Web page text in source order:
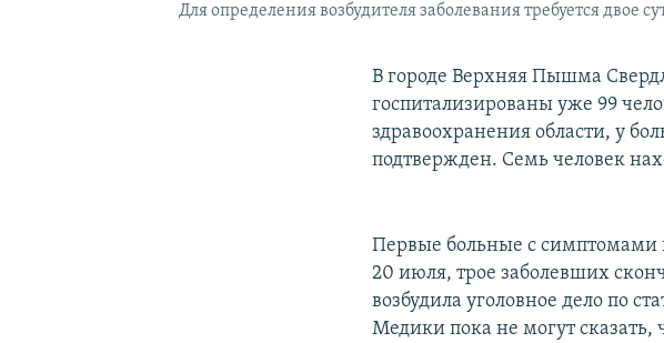
Для определения возбудителя заболевания требуется двое
В городе Верхняя Пышма
госпитализированы уже 99
здравоохранения области, у
подтвержден. Семь человек
Первые больные с симптомами
20 июля, трое заболевших
возбудила уголовное дело по
Медики пока не могут